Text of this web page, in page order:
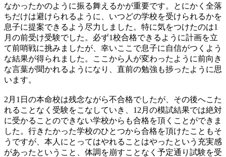
なかったかのように振る舞えるかが重要です。とにかく全落
ちだけは避けられるように、いつどの学校を受けられるかを
息子に提案できるよう尽力しました。特に気をつけたのは1
月の前受け受験でした。必ず1校合格できるように計画を立
て前哨戦に挑みましたが、幸いここで息子に自信がつくよう
な結果が得られました。ここから人が変わったように前向き
な言葉が聞かれるようになり、直前の勉強も捗ったように思
います。
2月1日の本命校は残念ながら不合格でしたが、その後へこた
れることなく受験をこなしていき、12月の模試結果では絶対
に受かることのできない学校からも合格を頂くことができま
した。行きたかった学校のひとつから合格を頂けたこともそ
うですが、本人にとってはやれることはやったという充実感
があったということ、体調を崩すことなく予定通り試験を受